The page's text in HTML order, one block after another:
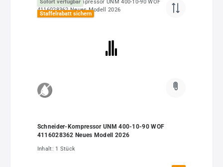
Sofort verfügbar
Staffelrabatt sichern
Schneider-Kompressor UNM 400-10-90 WOF
4116028362 Neues Modell 2026
Inhalt: 1 Stück